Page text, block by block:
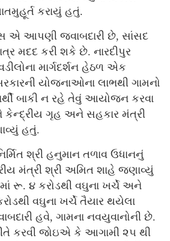
કરાયું હતું.
એ આપણી જવાબદારી છે, સાંસદ
મદદ કરી શકે છે. નારદીપુર
માર્ગદર્શન હેઠળ એક
યોજનાઓના લાભથી ગામનો
બાકી ન રહે તેવું આયોજન કરવા
કેન્દ્રીય ગૃહ અને સહકાર મંત્રી
હતું.
શ્રી હનુમાન તળાવ ઉધાનનું
મંત્રી શ્રી અમિત શાહે જણાવ્યું
રૂ. ૪ કરોડથી વઘુના ખર્ચે અને
વઘુના ખર્ચે તૈયાર થયેલા
હવે, ગામના નવયુવાનોની છે.
કરવી જોઇએ કે આગામી ૨૫ થી